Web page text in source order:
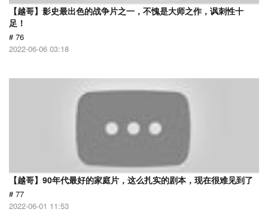
【越哥】影史最出色的战争片之一，不愧是大师之作，讽刺性十
足！
# 76
2022-06-06 03:18
【越哥】90年代最好的家庭片，这么扎实的剧本，现在很难见到了
# 77
2022-06-01 11:53